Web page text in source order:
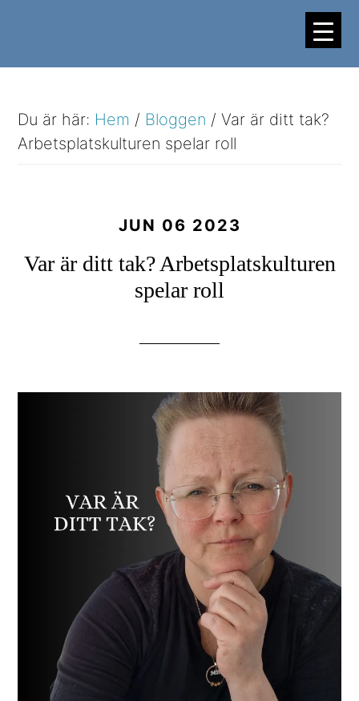
Du är här: Hem / Bloggen / Var är ditt tak?
Arbetsplatskulturen spelar roll
JUN 06 2023
Var är ditt tak? Arbetsplatskulturen
spelar roll